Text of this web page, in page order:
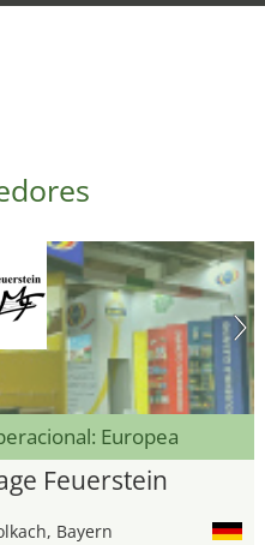
Europea
Feuerstein
Bayern